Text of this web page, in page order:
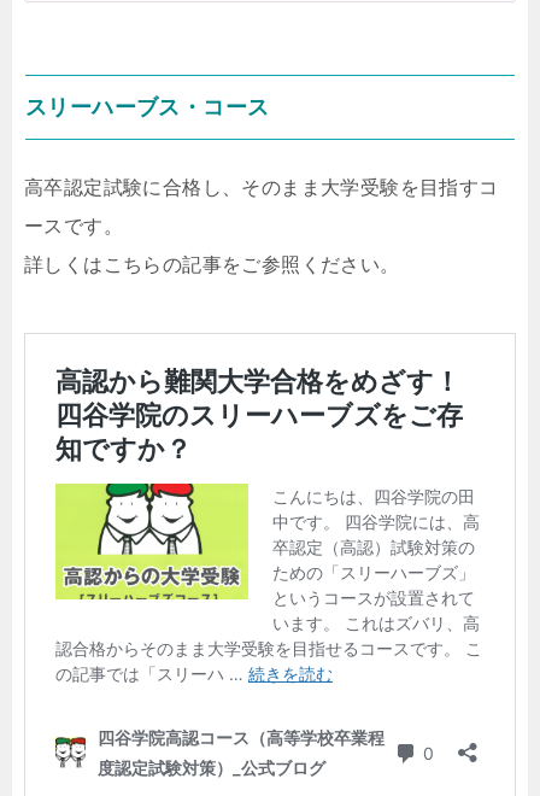
スリーハーブス・コース
高卒認定試験に合格し、そのまま大学受験を目指すコ
ースです。
詳しくはこちらの記事をご参照ください。